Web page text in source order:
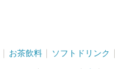
お茶飲料 ソフトドリンク